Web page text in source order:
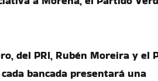
del PRI, Rubén Moreira y el
bancada presentará una